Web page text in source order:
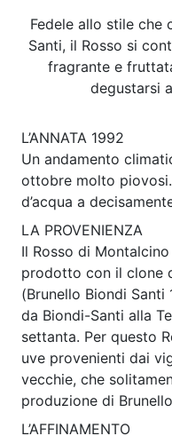
Fedele allo stile
Santi, il Rosso si
fragrante e
degustarsi
L’ANNATA 1992
Un andamento
ottobre molto
d’acqua a
LA PROVENIENZA
Il Rosso di
prodotto con il clone
(Brunello Biondi Santi
da Biondi-Santi alla
settanta. Per questo
uve provenienti dai
vecchie, che
produzione di
L’AFFINAMENTO